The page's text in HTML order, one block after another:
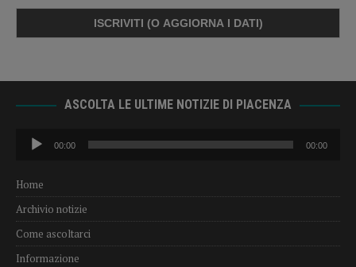
ASCOLTA LE ULTIME NOTIZIE DI PIACENZA
Audio
Player
00:00 00:00
Home
Archivio notizie
Come ascoltarci
Informazione